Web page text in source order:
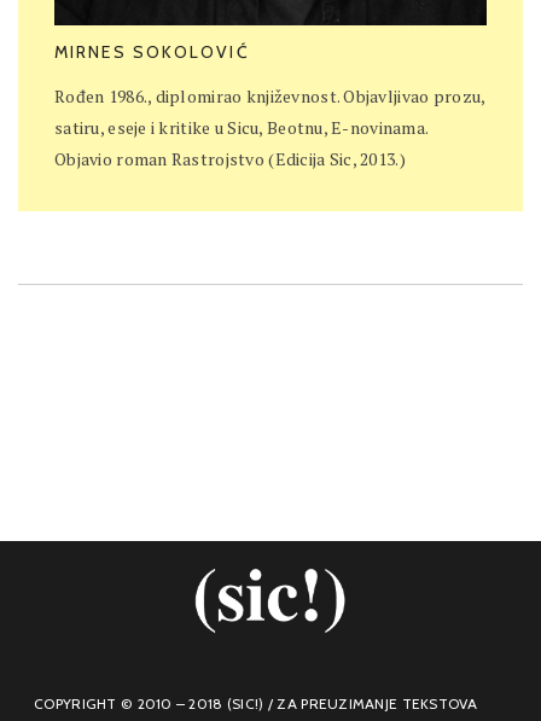
MIRNES SOKOLOVIĆ
Rođen 1986., diplomirao književnost. Objavljivao prozu,
satiru, eseje i kritike u Sicu, Beotnu, E-novinama.
Objavio roman Rastrojstvo (Edicija Sic, 2013.)
COPYRIGHT © 2010 – 2018 (SIC!) / ZA PREUZIMANJE TEKSTOVA